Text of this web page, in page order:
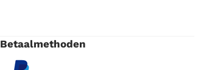
Betaalmethoden